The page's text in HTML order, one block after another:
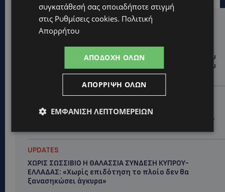
Hot this week
ΤΑΣΟΣ ΧΑΤΖΗΓΙΟΒΑΝΗΣ: Η συγκλονιστική ιστορία του
12χρονου Δημήτρη και η δωρεά των 12.500 ευρώ που
του έδωσε ελπίδα
ΕΞΩΤΙΚΑ ΖΩΑ ΣΤΗΝ ΚΥΠΡΟ: Πότε επιτρέπεται και
πότε απαγορεύεται να έχεις μαϊμού ως κατοικίδιο –
UPDATES
ΧΩΡΙΣ ΣΩΣΣΙΒΙΟ Η ΘΑΛΑΣΣΙΑ ΣΥΝΔΕΣΗ ΚΥΠΡΟΥ-
ΕΛΛΑΔΑΣ: «Χωρίς επιδότηση το πλοίο δεν θα
ξανασηκώσει άγκυρα»
συγκατάθεσή σας οποιαδήποτε στιγμή
στις Ρυθμίσεις cookies. Πολιτική
Απορρήτου
ΑΠΟΔΟΧΉ ΌΛΩΝ
ΑΠΌΡΡΙΨΗ ΌΛΩΝ
ΕΜΦΆΝΙΣΗ ΛΕΠΤΟΜΕΡΕΙΏΝ